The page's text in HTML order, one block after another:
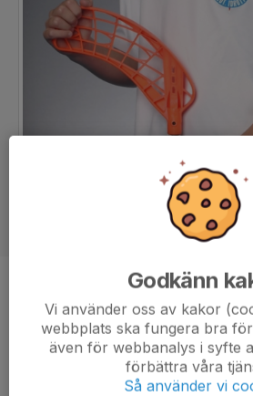
-
Ålder
10 år
Längd
131 cm
27 kg
Godkänn
Vi använder oss av kakor
webbplats ska fungera bra
även för webbanalys i syfte
förbättra våra
Så använder vi